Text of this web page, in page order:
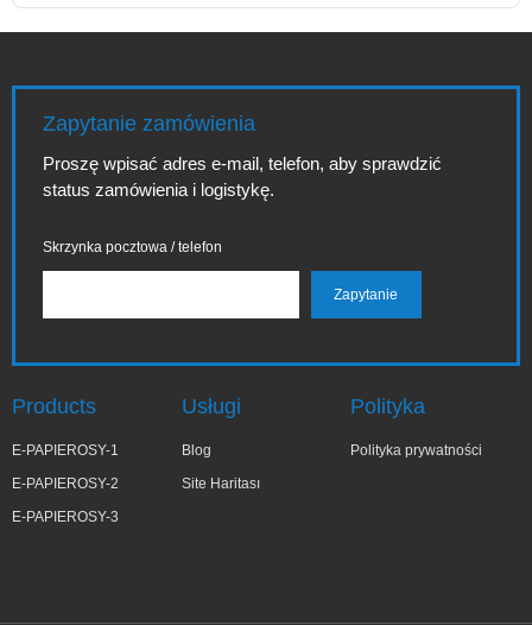
Zapytanie zamówienia
Proszę wpisać adres e-mail, telefon, aby sprawdzić
status zamówienia i logistykę.
Skrzynka pocztowa / telefon
Products
E-PAPIEROSY-1
E-PAPIEROSY-2
E-PAPIEROSY-3
Usługi
Blog
Site Haritası
Polityka
Polityka prywatności